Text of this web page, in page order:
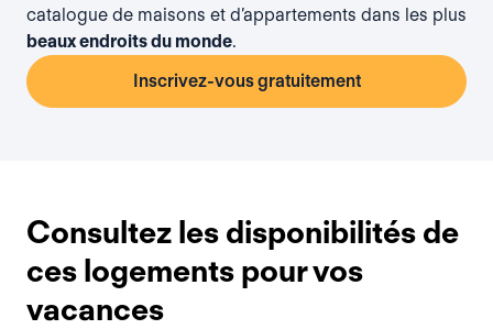
catalogue de maisons et d’appartements dans les plus
beaux endroits du monde.
Inscrivez-vous gratuitement
Consultez les disponibilités de
ces logements pour vos
vacances